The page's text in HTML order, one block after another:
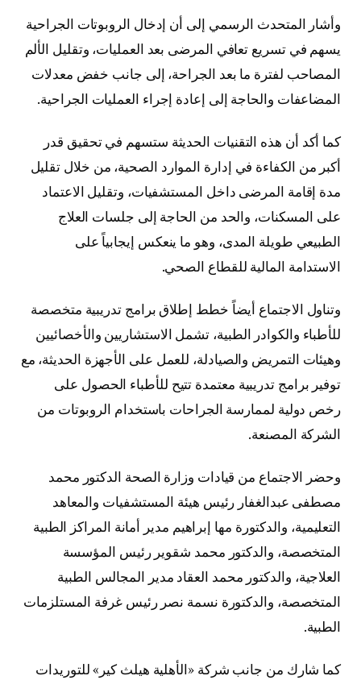
وأشار المتحدث الرسمي إلى أن إدخال الروبوتات الجراحية
يسهم في تسريع تعافي المرضى بعد العمليات، وتقليل الألم
المصاحب لفترة ما بعد الجراحة، إلى جانب خفض معدلات
المضاعفات والحاجة إلى إعادة إجراء العمليات الجراحية.
كما أكد أن هذه التقنيات الحديثة ستسهم في تحقيق قدر
أكبر من الكفاءة في إدارة الموارد الصحية، من خلال تقليل
مدة إقامة المرضى داخل المستشفيات، وتقليل الاعتماد
على المسكنات، والحد من الحاجة إلى جلسات العلاج
الطبيعي طويلة المدى، وهو ما ينعكس إيجابياً على
الاستدامة المالية للقطاع الصحي.
وتناول الاجتماع أيضاً خطط إطلاق برامج تدريبية متخصصة
للأطباء والكوادر الطبية، تشمل الاستشاريين والأخصائيين
وهيئات التمريض والصيادلة، للعمل على الأجهزة الحديثة، مع
توفير برامج تدريبية معتمدة تتيح للأطباء الحصول على
رخص دولية لممارسة الجراحات باستخدام الروبوتات من
الشركة المصنعة.
وحضر الاجتماع من قيادات وزارة الصحة الدكتور محمد
مصطفى عبدالغفار رئيس هيئة المستشفيات والمعاهد
التعليمية، والدكتورة مها إبراهيم مدير أمانة المراكز الطبية
المتخصصة، والدكتور محمد شقوير رئيس المؤسسة
العلاجية، والدكتور محمد العقاد مدير المجالس الطبية
المتخصصة، والدكتورة نسمة نصر رئيس غرفة المستلزمات
الطبية.
كما شارك من جانب شركة «الأهلية هيلث كير» للتوريدات